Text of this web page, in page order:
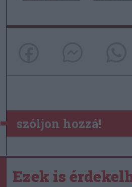
szóljon hozzá!
Ezek is